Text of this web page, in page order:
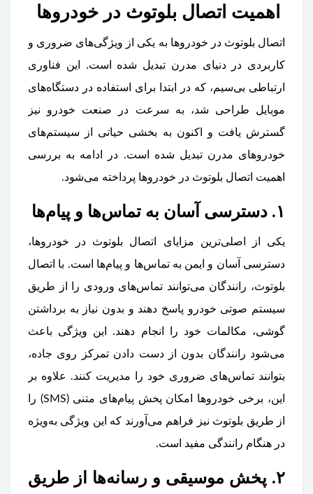
اهمیت اتصال بلوتوث در خودروها
اتصال بلوتوث در خودروها به یکی از ویژگی‌های ضروری و
کاربردی در دنیای مدرن تبدیل شده است. این فناوری
ارتباطی بی‌سیم، که در ابتدا برای استفاده در دستگاه‌های
موبایل طراحی شد، به سرعت در صنعت خودرو نیز
گسترش یافت و اکنون به بخشی حیاتی از سیستم‌های
خودروهای مدرن تبدیل شده است. در ادامه به بررسی
اهمیت اتصال بلوتوث در خودروها پرداخته می‌شود.
۱. دسترسی آسان به تماس‌ها و پیام‌ها
یکی از اصلی‌ترین مزایای اتصال بلوتوث در خودروها،
دسترسی آسان و ایمن به تماس‌ها و پیام‌ها است. با اتصال
بلوتوث، رانندگان می‌توانند تماس‌های ورودی را از طریق
سیستم صوتی خودرو پاسخ دهند و بدون نیاز به برداشتن
گوشی، مکالمات خود را انجام دهند. این ویژگی باعث
می‌شود رانندگان بدون از دست دادن تمرکز روی جاده،
بتوانند تماس‌های ضروری خود را مدیریت کنند. علاوه بر
این، برخی خودروها امکان پخش پیام‌های متنی (SMS) را
از طریق بلوتوث نیز فراهم می‌آورند که این ویژگی به‌ویژه
در هنگام رانندگی مفید است.
۲. پخش موسیقی و رسانه‌ها از طریق